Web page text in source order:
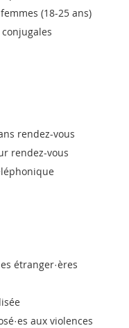
(18-25 ans)
rendez-vous
rendez-vous
étranger·ères
aux violences